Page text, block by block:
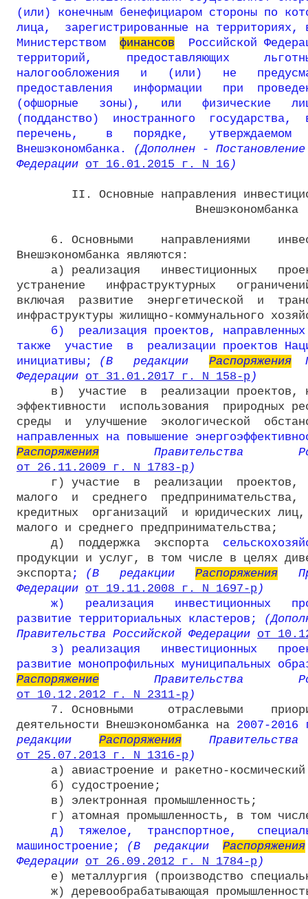
(или) конечным бенефициаром стороны по
лица,  зарегистрированные на территориях,
Министерством финансов
Российской
территорий,     предоставляющих
налогообложения   и   (или)   не
предоставления   информации   при
(офшорные   зоны),   или   физические
(подданство)  иностранного  государства,
перечень,    в   порядке,   утверждаемом
Внешэкономбанка.
(Дополнен -
Федерации от 16.01.2015 г. N 16 )
II. Основные направления
                          Внешэкономбанка
6. Основными    направлениями
Внешэкономбанка являются:
а) реализация   инвестиционных
устранение   инфраструктурных
включая  развитие  энергетической  и
инфраструктуры жилищно-коммунального
б)  реализация проектов,
также  участие  в  реализации проектов
инициативы;
(В   редакции Распоряжения
Федерации от 31.01.2017 г. N 158-р )
в)  участие  в  реализации проектов,
эффективности  использования  природных
среды  и  улучшение  экологической
направленных на повышение
Распоряжения
от 26.11.2009 г. N 1783-р )
г) участие  в  реализации  проектов,
малого  и  среднего  предпринимательства,
кредитных  организаций  и юридических лиц,
малого и среднего предпринимательства;
     д)  поддержка  экспорта
продукции и услуг, в том числе в целях
экспорта; (В   редакции Распоряжения
Федерации от 19.11.2008 г. N 1697-р )
ж)   реализация   инвестиционных
развитие территориальных кластеров;
Правительства Российской Федерации от
з) реализация   инвестиционных
развитие монопрофильных муниципальных
Распоряжение
от 10.12.2012 г. N 2311-р )
7. Основными     отраслевыми
деятельности Внешэкономбанка на 2007-2016
редакции Распоряжения
от 25.07.2013 г. N 1316-р )
а) авиастроение и ракетно-
     б) судостроение;
     в) электронная промышленность;
г) атомная промышленность, в том
д)  тяжелое,  транспортное,
машиностроение;
(В  редакции Распоряжения
Федерации от 26.09.2012 г. N 1784-р )
е) металлургия (производство
ж) деревообрабатывающая